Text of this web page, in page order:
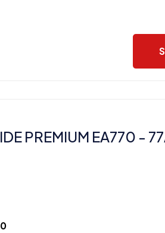
PREMIUM EA770 -